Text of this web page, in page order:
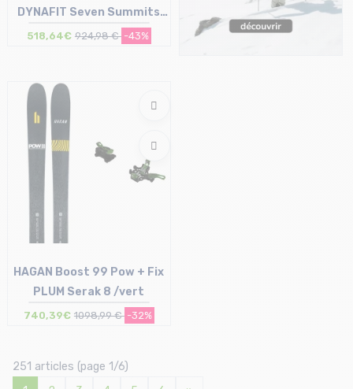
DYNAFIT Seven Summits
sans freins /noir argent
518,64€ 924,98 € -43%
HAGAN Boost 99 Pow + Fix
PLUM Serak 8 /vert
740,39€ 1098,99 € -32%
251 articles (page 1/6)